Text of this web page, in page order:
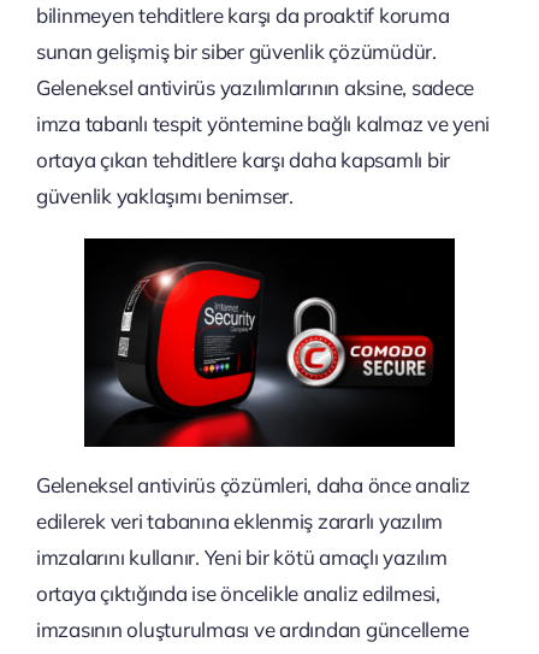
bilinmeyen tehditlere karşı da proaktif koruma
sunan gelişmiş bir siber güvenlik çözümüdür.
Geleneksel antivirüs yazılımlarının aksine, sadece
imza tabanlı tespit yöntemine bağlı kalmaz ve yeni
ortaya çıkan tehditlere karşı daha kapsamlı bir
güvenlik yaklaşımı benimser.
Geleneksel antivirüs çözümleri, daha önce analiz
edilerek veri tabanına eklenmiş zararlı yazılım
imzalarını kullanır. Yeni bir kötü amaçlı yazılım
ortaya çıktığında ise öncelikle analiz edilmesi,
imzasının oluşturulması ve ardından güncelleme